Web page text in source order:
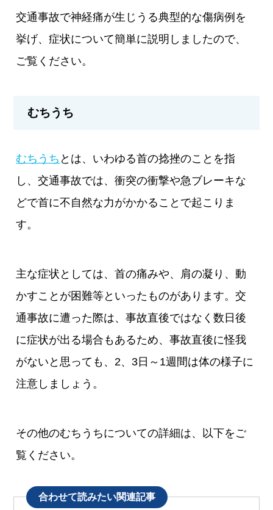
交通事故で神経痛が生じうる典型的な傷病例を
挙げ、症状について簡単に説明しましたので、
ご覧ください。
むちうち
むちうち とは、いわゆる首の捻挫のことを指
し、交通事故では、衝突の衝撃や急ブレーキな
どで首に不自然な力がかかることで起こりま
す。
主な症状としては、首の痛みや、肩の凝り、動
かすことが困難等といったものがあります。交
通事故に遭った際は、事故直後ではなく数日後
に症状が出る場合もあるため、事故直後に怪我
がないと思っても、2、3日～1週間は体の様子に
注意しましょう。
その他のむちうちについての詳細は、以下をご
覧ください。
合わせて読みたい関連記事